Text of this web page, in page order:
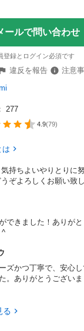
ールで問い合わせ
録とログイン必須です
違反を報告
注意
277
4.9(79)
は
持ちよいやりとりに努
ぞよろしくお願い致し
できました！ありがと
^
ズかつ丁寧で、安心し
。ありがとうございま
る